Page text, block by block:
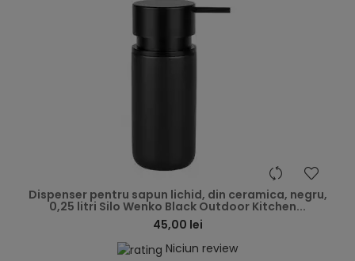
Dispenser pentru sapun lichid, din ceramica, negru,
0,25 litri Silo Wenko Black Outdoor Kitchen...
45,00 lei
Niciun review